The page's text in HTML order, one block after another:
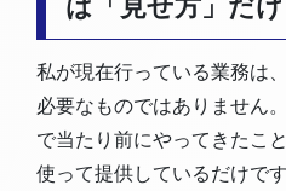
は「見せ方」だけ
私が現在行っている業務は
必要なものではありません
で当たり前にやってきたこ
使って提供しているだけです